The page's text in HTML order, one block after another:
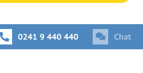
0241 9 440 440 Chat